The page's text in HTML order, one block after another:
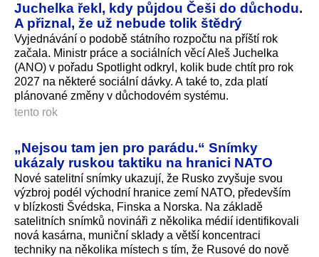
Juchelka řekl, kdy půjdou Češi do důchodu.
A přiznal, že už nebude tolik štědrý
Vyjednávání o podobě státního rozpočtu na příští rok
začala. Ministr práce a sociálních věcí Aleš Juchelka
(ANO) v pořadu Spotlight odkryl, kolik bude chtít pro rok
2027 na některé sociální dávky. A také to, zda platí
plánované změny v důchodovém systému.
tento rok
„Nejsou tam jen pro parádu.“ Snímky
ukázaly ruskou taktiku na hranici NATO
Nové satelitní snímky ukazují, že Rusko zvyšuje svou
výzbroj podél východní hranice zemí NATO, především
v blízkosti Švédska, Finska a Norska. Na základě
satelitních snímků novináři z několika médií identifikovali
nová kasárna, muniční sklady a větší koncentraci
techniky na několika místech s tím, že Rusové do nově